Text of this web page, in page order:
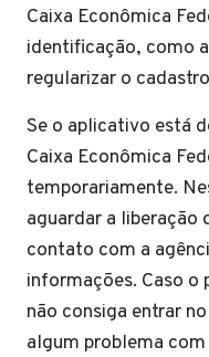
Caixa Econômica
identificação, como
regularizar o
Se o aplicativo está
Caixa Econômica
temporariamente.
aguardar a liberação
contato com a
informações. Caso o
não consiga entrar
algum problema